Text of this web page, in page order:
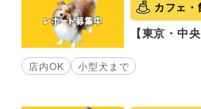
カフェ・
【東京・中
店内OK 小型犬まで